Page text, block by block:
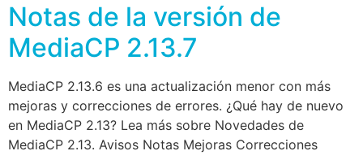
Notas de la versión de
MediaCP 2.13.7
MediaCP 2.13.6 es una actualización menor con más
mejoras y correcciones de errores. ¿Qué hay de nuevo
en MediaCP 2.13? Lea más sobre Novedades de
MediaCP 2.13. Avisos Notas Mejoras Correcciones